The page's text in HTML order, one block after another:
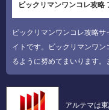
ビックリマンワンコレ攻略
ビックリマンワンコレ攻略
イトです。ビックリマンワ
るように努めてまいります。
アルテマは